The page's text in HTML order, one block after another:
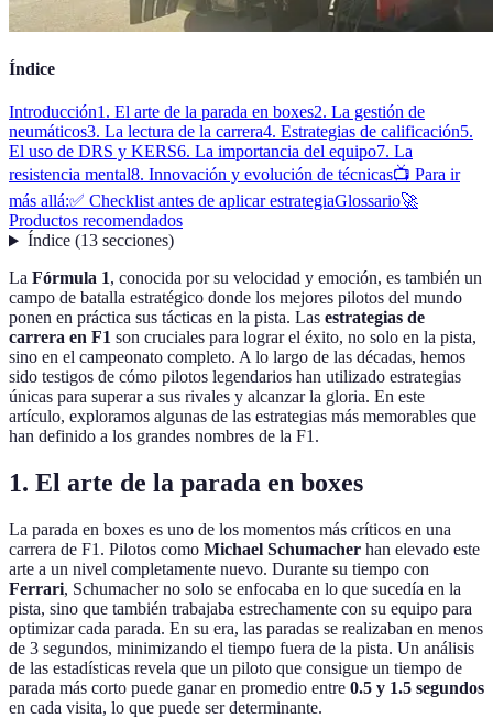
Índice
Introducción1. El arte de la parada en boxes2. La gestión de
neumáticos3. La lectura de la carrera4. Estrategias de calificación5.
El uso de DRS y KERS6. La importancia del equipo7. La
resistencia mental8. Innovación y evolución de técnicas📺 Para ir
más allá:✅ Checklist antes de aplicar estrategiaGlossario🚀
Productos recomendados
Índice(13 secciones)
La Fórmula 1, conocida por su velocidad y emoción, es también un
campo de batalla estratégico donde los mejores pilotos del mundo
ponen en práctica sus tácticas en la pista. Las estrategias de
carrera en F1 son cruciales para lograr el éxito, no solo en la pista,
sino en el campeonato completo. A lo largo de las décadas, hemos
sido testigos de cómo pilotos legendarios han utilizado estrategias
únicas para superar a sus rivales y alcanzar la gloria. En este
artículo, exploramos algunas de las estrategias más memorables que
han definido a los grandes nombres de la F1.
1. El arte de la parada en boxes
La parada en boxes es uno de los momentos más críticos en una
carrera de F1. Pilotos como Michael Schumacher han elevado este
arte a un nivel completamente nuevo. Durante su tiempo con
Ferrari, Schumacher no solo se enfocaba en lo que sucedía en la
pista, sino que también trabajaba estrechamente con su equipo para
optimizar cada parada. En su era, las paradas se realizaban en menos
de 3 segundos, minimizando el tiempo fuera de la pista. Un análisis
de las estadísticas revela que un piloto que consigue un tiempo de
parada más corto puede ganar en promedio entre 0.5 y 1.5 segundos
en cada visita, lo que puede ser determinante.